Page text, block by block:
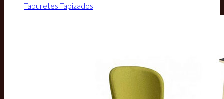
Taburetes Tapizados